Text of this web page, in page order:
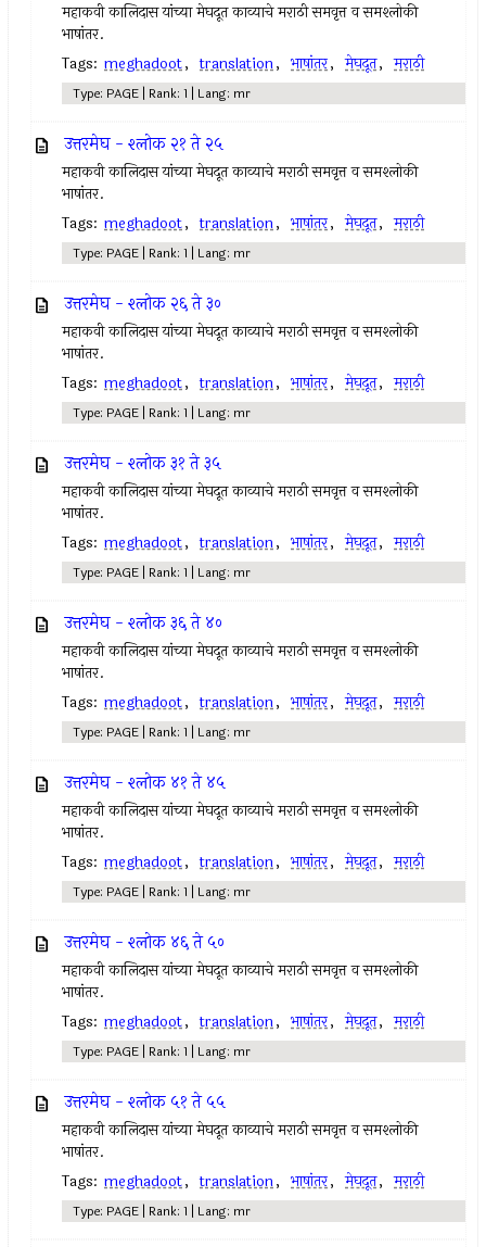
महाकवी कालिदास यांच्या मेघदूत काव्याचे मराठी समवृत्त व समश्लोकी
भाषांतर.
Tags: meghadoot, translation, भाषांतर, मेघदूत, मराठी
Type: PAGE | Rank: 1 | Lang: mr
उत्तरमेघ - श्लोक २१ ते २५
महाकवी कालिदास यांच्या मेघदूत काव्याचे मराठी समवृत्त व समश्लोकी
भाषांतर.
Tags: meghadoot, translation, भाषांतर, मेघदूत, मराठी
Type: PAGE | Rank: 1 | Lang: mr
उत्तरमेघ - श्लोक २६ ते ३०
महाकवी कालिदास यांच्या मेघदूत काव्याचे मराठी समवृत्त व समश्लोकी
भाषांतर.
Tags: meghadoot, translation, भाषांतर, मेघदूत, मराठी
Type: PAGE | Rank: 1 | Lang: mr
उत्तरमेघ - श्लोक ३१ ते ३५
महाकवी कालिदास यांच्या मेघदूत काव्याचे मराठी समवृत्त व समश्लोकी
भाषांतर.
Tags: meghadoot, translation, भाषांतर, मेघदूत, मराठी
Type: PAGE | Rank: 1 | Lang: mr
उत्तरमेघ - श्लोक ३६ ते ४०
महाकवी कालिदास यांच्या मेघदूत काव्याचे मराठी समवृत्त व समश्लोकी
भाषांतर.
Tags: meghadoot, translation, भाषांतर, मेघदूत, मराठी
Type: PAGE | Rank: 1 | Lang: mr
उत्तरमेघ - श्लोक ४१ ते ४५
महाकवी कालिदास यांच्या मेघदूत काव्याचे मराठी समवृत्त व समश्लोकी
भाषांतर.
Tags: meghadoot, translation, भाषांतर, मेघदूत, मराठी
Type: PAGE | Rank: 1 | Lang: mr
उत्तरमेघ - श्लोक ४६ ते ५०
महाकवी कालिदास यांच्या मेघदूत काव्याचे मराठी समवृत्त व समश्लोकी
भाषांतर.
Tags: meghadoot, translation, भाषांतर, मेघदूत, मराठी
Type: PAGE | Rank: 1 | Lang: mr
उत्तरमेघ - श्लोक ५१ ते ५५
महाकवी कालिदास यांच्या मेघदूत काव्याचे मराठी समवृत्त व समश्लोकी
भाषांतर.
Tags: meghadoot, translation, भाषांतर, मेघदूत, मराठी
Type: PAGE | Rank: 1 | Lang: mr